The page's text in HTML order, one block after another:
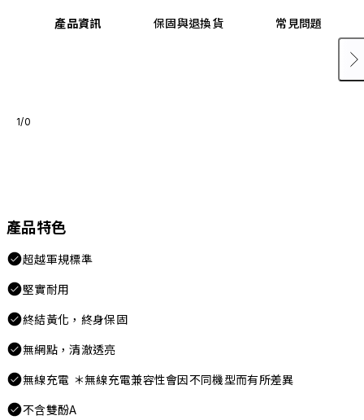
產品資訊 保固與退換貨 常見問題
1/0
產品特色
超越軍規標準
堅實耐用
終結黃化，終身保固
無網點，清澈透亮
無線充電 ＊無線充電兼容性會因不同機型而有所差異
不含雙酚A